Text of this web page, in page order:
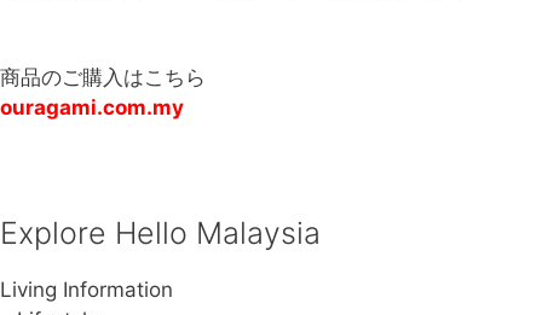
商品のご購入はこちら
ouragami.com.my
Explore Hello Malaysia
Living Information